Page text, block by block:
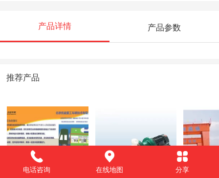
产品详情 产品参数
推荐产品
应急救援装备
强力自吸磁力抽桶
高铁提
电话咨询 在线地图 分享